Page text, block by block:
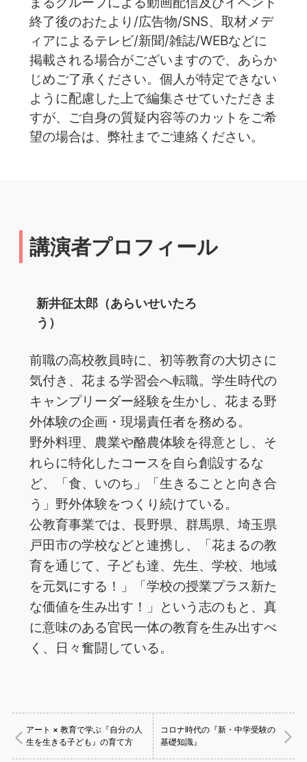
終了後のおたより/広告物/SNS、取材メデ
ィアによるテレビ/新聞/雑誌/WEBなどに
掲載される場合がございますので、あらか
じめご了承ください。個人が特定できない
ように配慮した上で編集させていただきま
すが、ご自身の質疑内容等のカットをご希
望の場合は、弊社までご連絡ください。
講演者プロフィール
新井征太郎（あらいせいたろ
う）
前職の高校教員時に、初等教育の大切さに
気付き、花まる学習会へ転職。学生時代の
キャンプリーダー経験を生かし、花まる野
外体験の企画・現場責任者を務める。
野外料理、農業や酪農体験を得意とし、そ
れらに特化したコースを自ら創設するな
ど、「食、いのち」「生きることと向き合
う」野外体験をつくり続けている。
公教育事業では、長野県、群馬県、埼玉県
戸田市の学校などと連携し、「花まるの教
育を通じて、子ども達、先生、学校、地域
を元気にする！」「学校の授業プラス新た
な価値を生み出す！」という志のもと、真
に意味のある官民一体の教育を生み出すべ
く、日々奮闘している。
アート × 教育で学ぶ『自分の人
生を生きる子ども』の育て方
コロナ時代の『新・中学受験の
基礎知識』